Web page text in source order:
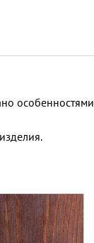
особенностями